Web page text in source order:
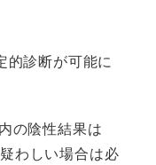
的診断が可能に
の陰性結果は
わしい場合は必